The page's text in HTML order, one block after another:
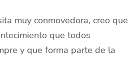
muy conmovedora, creo que
que todos
y que forma parte de la